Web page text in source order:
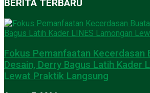
BERITA TERBARU
Fokus Pemanfaatan Kecerdasan
Desain, Derry Bagus Latih Kader
Lewat Praktik Langsung